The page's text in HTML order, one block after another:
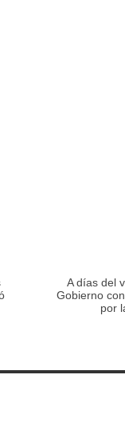
A días del
Gobierno
por